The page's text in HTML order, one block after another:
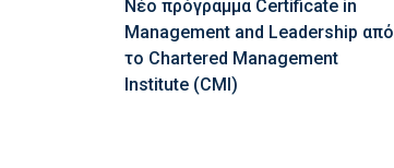
Νέο πρόγραμμα Certificate in
Management and Leadership από
το Chartered Management
Institute (CMI)